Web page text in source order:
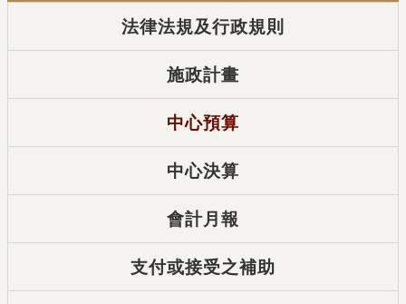
法律法規及行政規則
施政計畫
中心預算
中心決算
會計月報
支付或接受之補助